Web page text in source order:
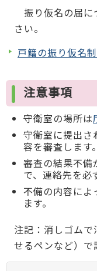
振り仮名の届に
さい。
戸籍の振り仮名
注意事項
守衛室の場所は
守衛室に提出さ
容を審査します。
審査の結果不備
で、連絡先を必
不備の内容によ
ます。
注記：消しゴム
せるペンなど）で